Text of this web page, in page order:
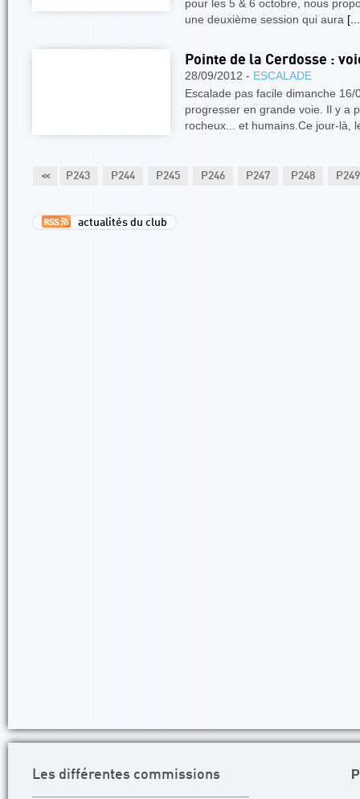
pour les 5 & 6 octobre, nous
une deuxième session qui aura
Pointe de la Cerdosse :
28/09/2012 - ESCALADE
Escalade pas facile dimanche
progresser en grande voie. Il y a
rocheux... et humains.Ce jour-là,
<<
P242 P243 P244 P245 P246 P247 P248 P249
actualités du club
Les différentes commissions